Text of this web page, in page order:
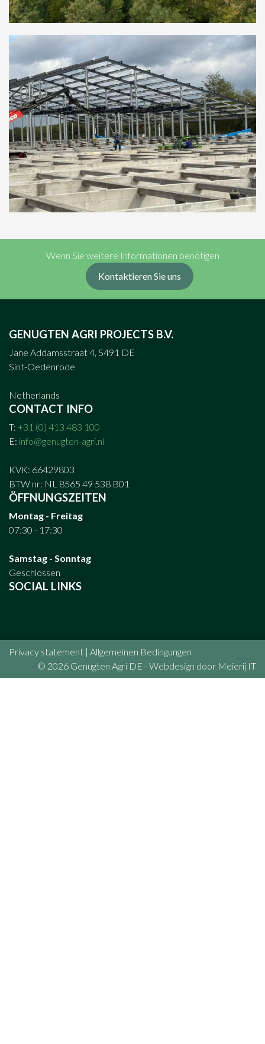
Wenn Sie weitere Informationen benötigen
Kontaktieren Sie uns
GENUGTEN AGRI PROJECTS B.V.
Jane Addamsstraat 4, 5491 DE
Sint-Oedenrode
Netherlands
CONTACT INFO
T: +31 (0) 413 483 100
E: info@genugten-agri.nl
KVK: 66429803
BTW nr: NL 8565 49 538 B01
ÖFFNUNGSZEITEN
Montag - Freitag
07:30 - 17:30
Samstag - Sonntag
Geschlossen
SOCIAL LINKS
Privacy statement | Allgemeinen Bedingungen
© 2026 Genugten Agri DE - Webdesign door Meierij IT